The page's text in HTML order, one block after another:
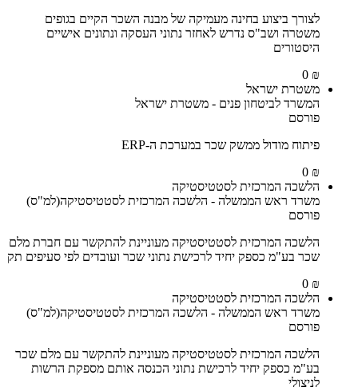
לצורך ביצוע בחינה מעמיקה של מבנה השכר הקיים בגופים
משטרה ושב"ס נדרש לאחזר נתוני העסקה ונתונים אישיים
היסטורים
₪ 0
משטרת ישראל
המשרד לביטחון פנים - משטרת ישראל
פורסם
פיתוח מודול ממשק שכר במערכת ה-ERP
₪ 0
הלשכה המרכזית לסטטיסטיקה
משרד ראש הממשלה - הלשכה המרכזית לסטטיסטיקה(למ"ס)
פורסם
הלשכה המרכזית לסטטיסטיקה מעוניינת להתקשר עם חברת מלם
שכר בע"מ כספק יחיד לרכישת נתוני שכר ועובדים לפי סעיפים תק
₪ 0
הלשכה המרכזית לסטטיסטיקה
משרד ראש הממשלה - הלשכה המרכזית לסטטיסטיקה(למ"ס)
פורסם
הלשכה המרכזית לסטטיסטיקה מעוניינת להתקשר עם מלם שכר
בע"מ כספק יחיד לרכישת נתוני הכנסה אותם מספקת הרשות
לניצולי